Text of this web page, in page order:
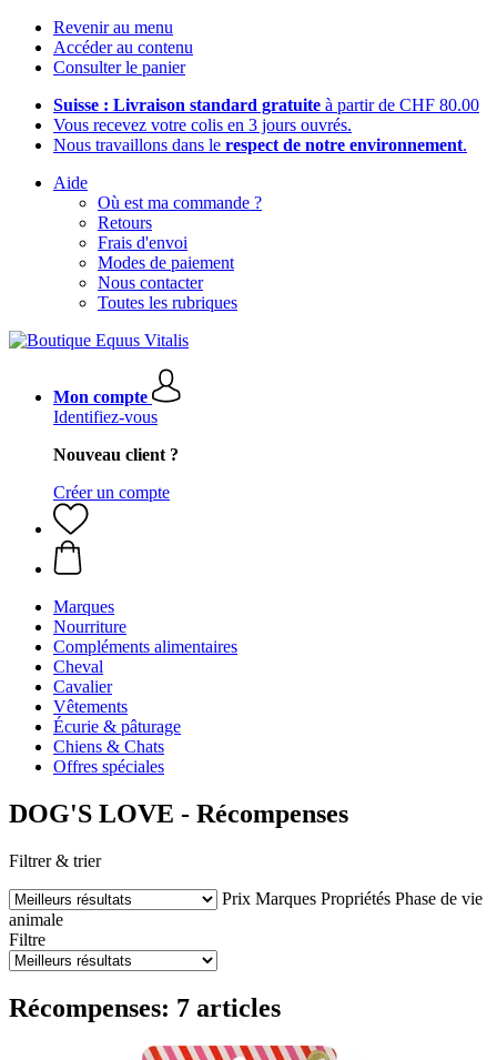
Revenir au menu
Accéder au contenu
Consulter le panier
Suisse : Livraison standard gratuite à partir de CHF 80.00
Vous recevez votre colis en 3 jours ouvrés.
Nous travaillons dans le respect de notre environnement.
Aide
Où est ma commande ?
Retours
Frais d'envoi
Modes de paiement
Nous contacter
Toutes les rubriques
Mon compte
Identifiez-vous
Nouveau client ?
Créer un compte
Marques
Nourriture
Compléments alimentaires
Cheval
Cavalier
Vêtements
Écurie & pâturage
Chiens & Chats
Offres spéciales
DOG'S LOVE - Récompenses
Filtrer & trier
Prix Marques Propriétés Phase de vie
animale
Filtre
Récompenses: 7 articles